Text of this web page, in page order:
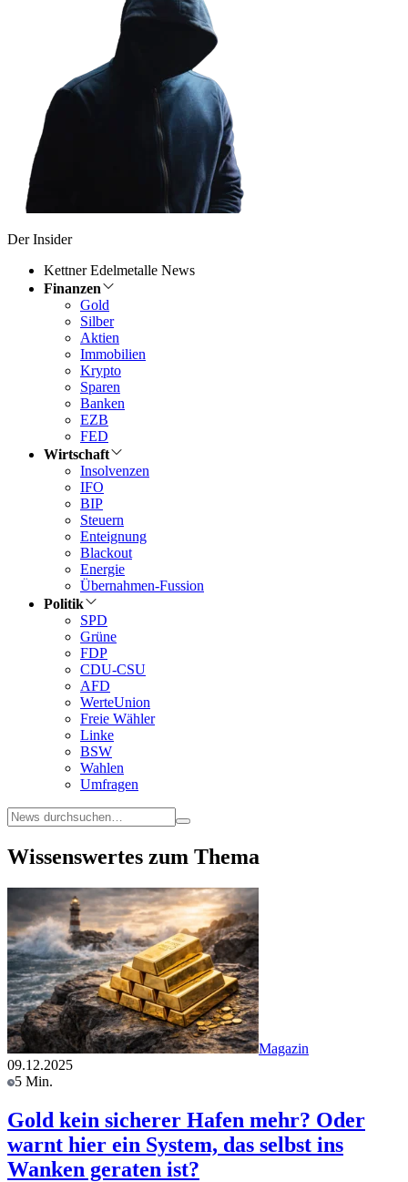
Der Insider
Kettner Edelmetalle News
Finanzen
Gold
Silber
Aktien
Immobilien
Krypto
Sparen
Banken
EZB
FED
Wirtschaft
Insolvenzen
IFO
BIP
Steuern
Enteignung
Blackout
Energie
Übernahmen-Fussion
Politik
SPD
Grüne
FDP
CDU-CSU
AFD
WerteUnion
Freie Wähler
Linke
BSW
Wahlen
Umfragen
Wissenswertes zum Thema
Magazin
09.12.2025
5 Min.
Gold kein sicherer Hafen mehr? Oder
warnt hier ein System, das selbst ins
Wanken geraten ist?